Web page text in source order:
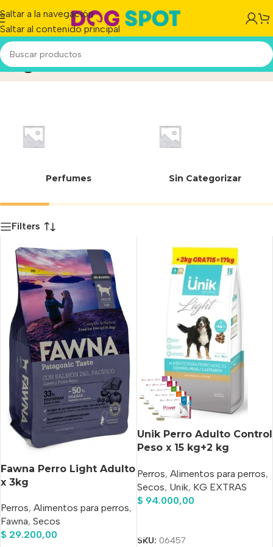
Saltar a la navegación
Saltar al contenido principal
LightInicio/Producto
Perfumes Sin Categorizar
Filters
Fawna Perro Light Adulto
x 3kg
Perros, Alimentos para perros,
Fawna, Secos
$ 29.200,00
Unik Perro Adulto Control
Peso x 15 kg+2 kg
Comprimido Antipulgas
De Regalo!!
Perros, Alimentos para perros,
Secos, Unik, KG EXTRAS
$ 94.000,00
SKU: 06457